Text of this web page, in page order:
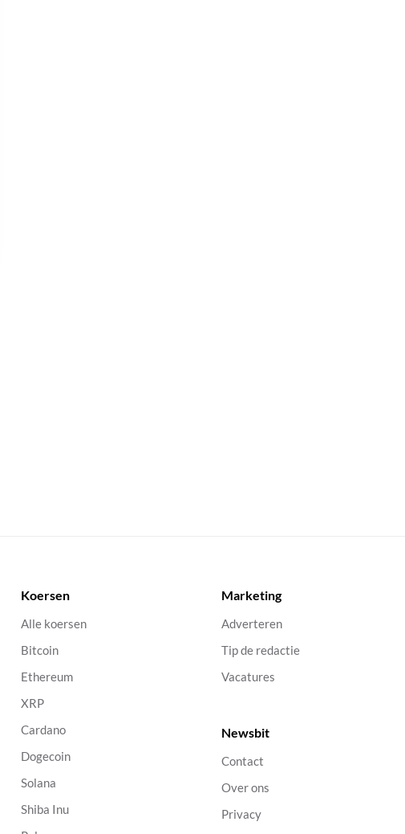
Koersen
Alle koersen
Bitcoin
Ethereum
XRP
Cardano
Dogecoin
Solana
Shiba Inu
Marketing
Adverteren
Tip de redactie
Vacatures
Newsbit
Contact
Over ons
Privacy